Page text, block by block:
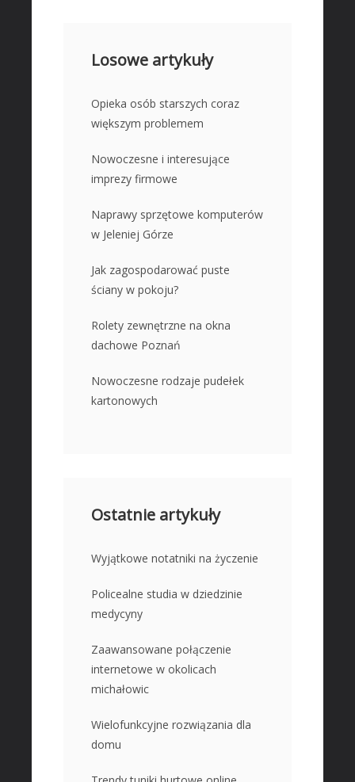
Losowe artykuły
Opieka osób starszych coraz
większym problemem
Nowoczesne i interesujące
imprezy firmowe
Naprawy sprzętowe komputerów
w Jeleniej Górze
Jak zagospodarować puste
ściany w pokoju?
Rolety zewnętrzne na okna
dachowe Poznań
Nowoczesne rodzaje pudełek
kartonowych
Ostatnie artykuły
Wyjątkowe notatniki na życzenie
Policealne studia w dziedzinie
medycyny
Zaawansowane połączenie
internetowe w okolicach
michałowic
Wielofunkcyjne rozwiązania dla
domu